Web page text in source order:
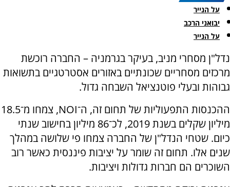
על הנייר
יבואני הרכב
על הנייר
נדל"ן מסחרי מניב, בעיקר בגרמניה – החברה רוכשת
מרכזים מסחריים שכונתיים באזורים אסטרטגיים בתשואות
גבוהות ובעלי פוטנציאל השבחה גדול.
ההכנסות התפעוליות של תחום זה, ה־NOI
, צמחו מ־18.5
מיליון שקלים בשנת 2019, לכ־86 מיליון בחישוב שנתי
כיום. שטחי הנדל"ן של החברה צמחו פי שלושה במהלך
שנים אלו. תחום זה שומר על יציבות פיננסית כאשר רוב
השוכרים הם חברות גדולות ויציבות.